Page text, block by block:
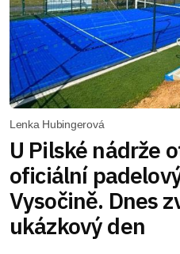
Lenka Hubingerová
U Pilské nádrže
oficiální
Vysočině. Dnes
ukázkový den